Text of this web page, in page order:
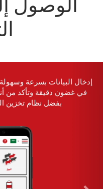
الوصول
إدخال
في
بشكل أسرع
القيام بذلك